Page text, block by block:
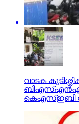
വാടക
കെഎസ്ഇബി